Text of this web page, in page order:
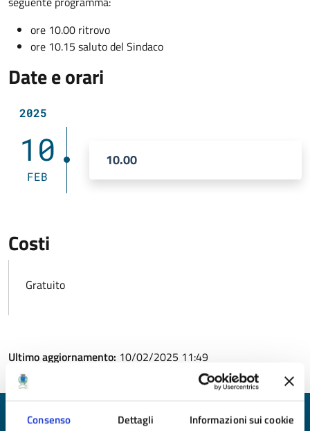
Consenso Dettagli Informazioni sui cookie
ore 10.00 ritrovo
ore 10.15 saluto del Sindaco
Date e orari
2025
10
FEB
10.00
Costi
Gratuito
Ultimo aggiornamento: 10/02/2025 11:49